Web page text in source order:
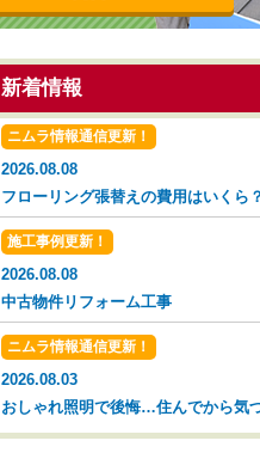
新着情報
ニムラ情報通信更新！
2026.08.08
施工事例更新！
2026.08.08
中古物件リフォーム工事
ニムラ情報通信更新！
2026.08.03